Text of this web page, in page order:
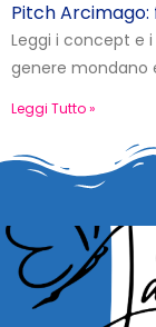
Pitch
Leggi i concept e
genere mondano
Leggi Tutto »